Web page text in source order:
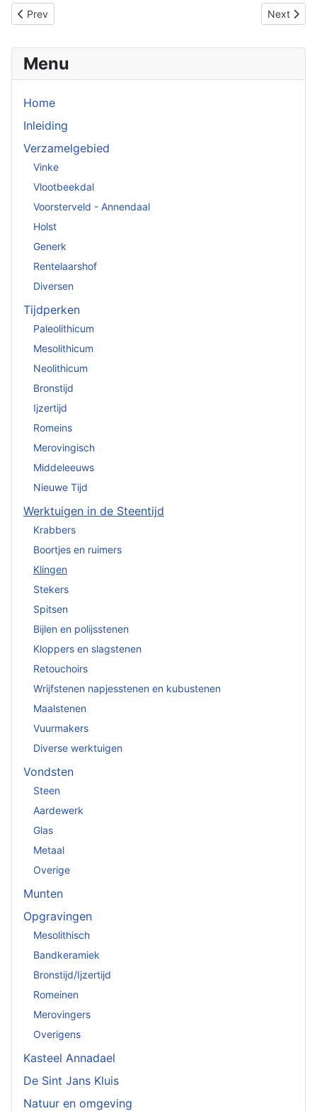
Previous article: Krabbers
Prev Next
Next
Menu
Home
Inleiding
Verzamelgebied
Vinke
Vlootbeekdal
Voorsterveld - Annendaal
Holst
Generk
Rentelaarshof
Diversen
Tijdperken
Paleolithicum
Mesolithicum
Neolithicum
Bronstijd
Ijzertijd
Romeins
Merovingisch
Middeleeuws
Nieuwe Tijd
Werktuigen in de Steentijd
Krabbers
Boortjes en ruimers
Klingen
Stekers
Spitsen
Bijlen en polijsstenen
Kloppers en slagstenen
Retouchoirs
Wrijfstenen napjesstenen en kubustenen
Maalstenen
Vuurmakers
Diverse werktuigen
Vondsten
Steen
Aardewerk
Glas
Metaal
Overige
Munten
Opgravingen
Mesolithisch
Bandkeramiek
Bronstijd/Ijzertijd
Romeinen
Merovingers
Overigens
Kasteel Annadael
De Sint Jans Kluis
Natuur en omgeving